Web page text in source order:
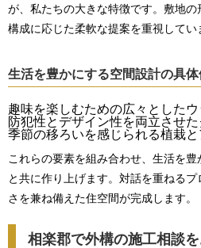
が、私たちの大きな特徴です。敷地
構成に応じた柔軟な提案を重視してい
生活を豊かにする空間設計の具体
趣味を楽しむための広々とした
防犯性とデザイン性を両立させ
季節の移ろいを感じられる植栽
これらの要素を組み合わせ、生活を
と共に作り上げます。対話を重ねる
さを兼ね備えた住空間が完成します。
相楽郡で外構の施工相談